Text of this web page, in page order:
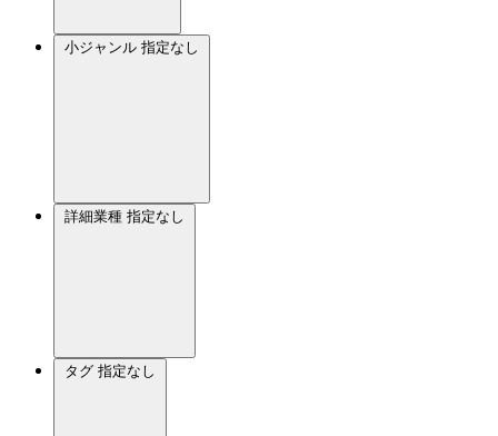
小ジャンル 指定なし
詳細業種 指定なし
タグ 指定なし